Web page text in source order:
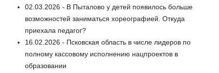
02.03.2026 - В Пыталово у детей появилось больше
возможностей заниматься хореографией. Откуда
приехала педагог?
16.02.2026 - Псковская область в числе лидеров по
полному кассовому исполнению нацпроектов в
образовании